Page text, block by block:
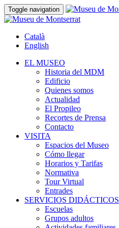
Toggle navigation
Català
English
EL MUSEO
Historia del MDM
Edificio
Quienes somos
Actualidad
El Propileo
Recortes de Prensa
Contacto
VISITA
Espacios del Museo
Cómo llegar
Horarios y Tarifas
Normativa
Tour Virtual
Entrades
SERVICIOS DIDÁCTICOS
Escuelas
Grupos adultos